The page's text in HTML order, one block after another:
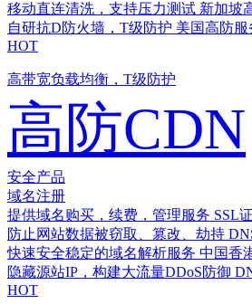
移动直连清洗，支持压力测试 新加坡
自研抗D防火墙，T级防护 美国高防服
HOT
高带宽负载均衡，T级防护
高防CDN
安全产品
域名注册
提供域名购买，续费，管理服务 SSL
防止网站数据被窃取、篡改、劫持
快速安全稳定的域名解析服务 中国香
隐藏源站IP，构建大流量DDoS防御
HOT